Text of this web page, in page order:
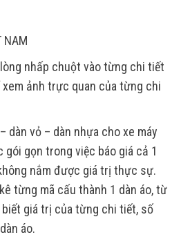
NAM
nhấp chuột vào từng chi tiết
ảnh trực quan của từng chi
dàn vỏ – dàn nhựa cho xe máy
gọn trong việc báo giá cả 1
nắm được giá trị thực sự.
từng mã cấu thành 1 dàn áo, từ
giá trị của từng chi tiết, số
áo.